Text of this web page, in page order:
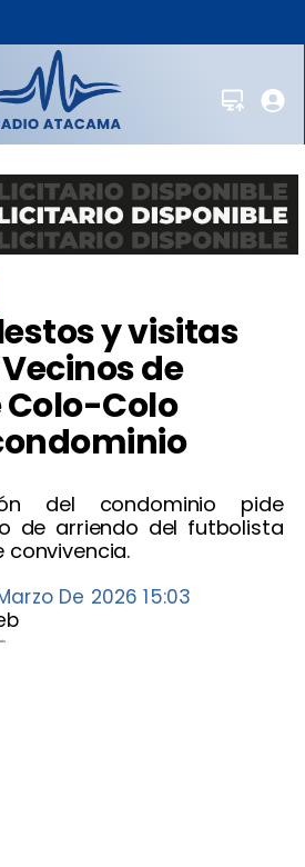
y visitas
de
Colo
del condominio pide
de arriendo del futbolista
convivencia.
De 2026 15:03